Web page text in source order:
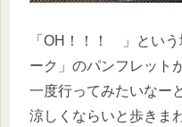
「OH！！！ 」とい
ーク」のパンフレット
一度行ってみたいなー
涼しくならいと歩きま